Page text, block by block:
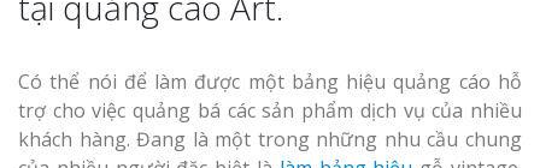
Có thể nói để làm được một bảng hiệu quảng cáo hỗ
trợ cho việc quảng bá các sản phẩm dịch vụ của nhiều
khách hàng. Đang là một trong những nhu cầu chung